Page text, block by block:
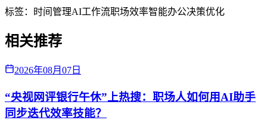
标签： 时间管理AI工作流职场效率智能办公决策优化
相关推荐
2026年08月07日
“央视网评银行午休”上热搜：职场人如何用AI助手
同步迭代效率技能？